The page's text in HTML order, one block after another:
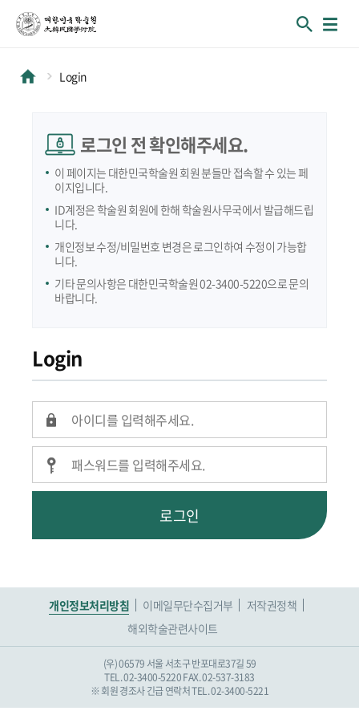
Login
로그인 전 확인해주세요.
이 페이지는 대한민국학술원 회원 분들만 접속할 수 있는 페
이지입니다.
ID계정은 학술원 회원에 한해 학술원사무국에서 발급해드립
니다.
개인정보 수정/비밀번호 변경은 로그인하여 수정이 가능합
니다.
기타 문의사항은 대한민국학술원 02-3400-5220으로 문의
바랍니다.
Login
로그인
개인정보처리방침 이메일무단수집거부
저작권정책
해외학술관련사이트
(우) 06579 서울 서초구 반포대로37길 59
TEL. 02-3400-5220FAX. 02-537-3183
※ 회원 경조사 긴급 연락처 TEL. 02-3400-5221